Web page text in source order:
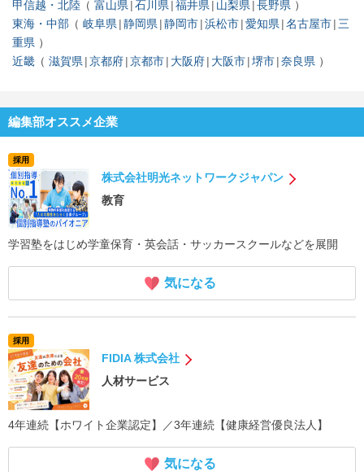
甲信越・北陸
富山県 石川県 福井県 山梨県 長野県
東海・中部
岐阜県 静岡県 静岡市 浜松市 愛知県 名古屋市 三
重県
近畿
滋賀県 京都府 京都市 大阪府 大阪市 堺市 奈良県
編集部オススメ企業
採用
株式会社明光ネットワークジャパン
教育
学習塾をはじめ学童保育・英会話・サッカースクールなどを展開
気になる
採用
FIDIA 株式会社
人材サービス
4年連続【ホワイト企業認定】／3年連続【健康経営優良法人】
気になる